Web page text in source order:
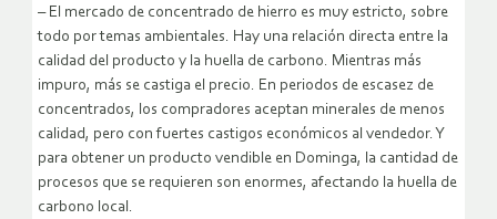
– El mercado de concentrado de hierro es muy estricto, sobre
todo por temas ambientales. Hay una relación directa entre la
calidad del producto y la huella de carbono. Mientras más
impuro, más se castiga el precio. En periodos de escasez de
concentrados, los compradores aceptan minerales de menos
calidad, pero con fuertes castigos económicos al vendedor. Y
para obtener un producto vendible en Dominga, la cantidad de
procesos que se requieren son enormes, afectando la huella de
carbono local.